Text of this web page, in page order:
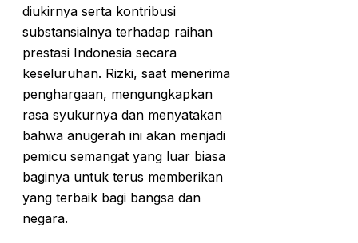
diukirnya serta kontribusi
substansialnya terhadap raihan
prestasi Indonesia secara
keseluruhan. Rizki, saat menerima
penghargaan, mengungkapkan
rasa syukurnya dan menyatakan
bahwa anugerah ini akan menjadi
pemicu semangat yang luar biasa
baginya untuk terus memberikan
yang terbaik bagi bangsa dan
negara.